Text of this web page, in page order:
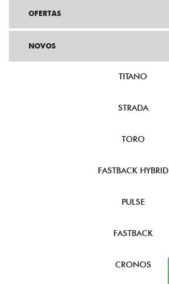
OFERTAS
NOVOS
TITANO
STRADA
TORO
FASTBACK HYBRID
PULSE
FASTBACK
CRONOS